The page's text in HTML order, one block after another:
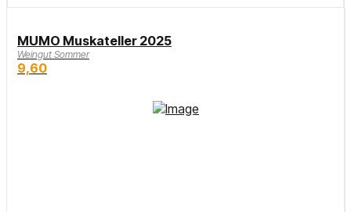
MUMO Muskateller 2025
Weingut Sommer
9,60